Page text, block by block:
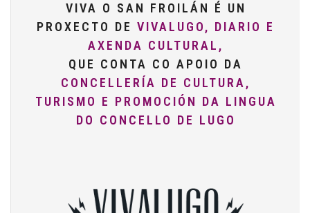
VIVA O SAN FROILÁN É UN
PROXECTO DE VIVALUGO, DIARIO E
AXENDA CULTURAL,
QUE CONTA CO APOIO DA
CONCELLERÍA DE CULTURA,
TURISMO E PROMOCIÓN DA LINGUA
DO CONCELLO DE LUGO